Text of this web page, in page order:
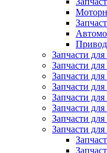
Запчасти
Запчасти
Запчасти
Запчасти
Запчасти
Запчасти
Запчасти
Запчасти